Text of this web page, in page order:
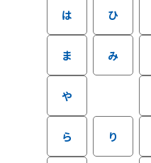
は ひ
ま み
や
ら り